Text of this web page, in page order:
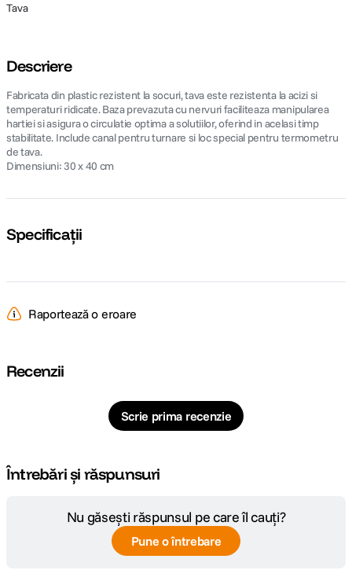
Tava
Descriere
Fabricata din plastic rezistent la socuri, tava este rezistenta la acizi si
temperaturi ridicate. Baza prevazuta cu nervuri faciliteaza manipularea
hartiei si asigura o circulatie optima a solutiilor, oferind in acelasi timp
stabilitate. Include canal pentru turnare si loc special pentru termometru
de tava.
Dimensiuni: 30 x 40 cm
Specificații
Raportează o eroare
Recenzii
Scrie prima recenzie
Întrebări și răspunsuri
Nu găsești răspunsul pe care îl cauți?
Pune o întrebare